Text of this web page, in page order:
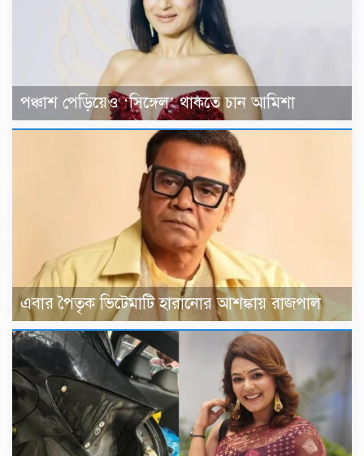
পঞ্চাশ পেড়িয়েও ‘সিঙ্গেল’ থাকতে চান আমিশা
এবার পৈতৃক ভিটেমাটি হারানোর আশঙ্কায় রাজপাল